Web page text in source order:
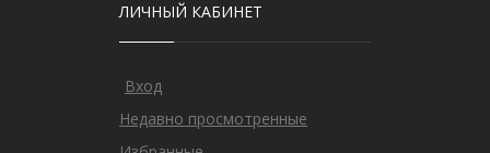
ЛИЧНЫЙ КАБИНЕТ
Вход
Недавно просмотренные